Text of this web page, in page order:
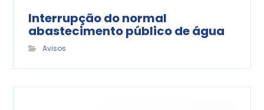
Interrupção do normal
abastecimento público de água
Avisos